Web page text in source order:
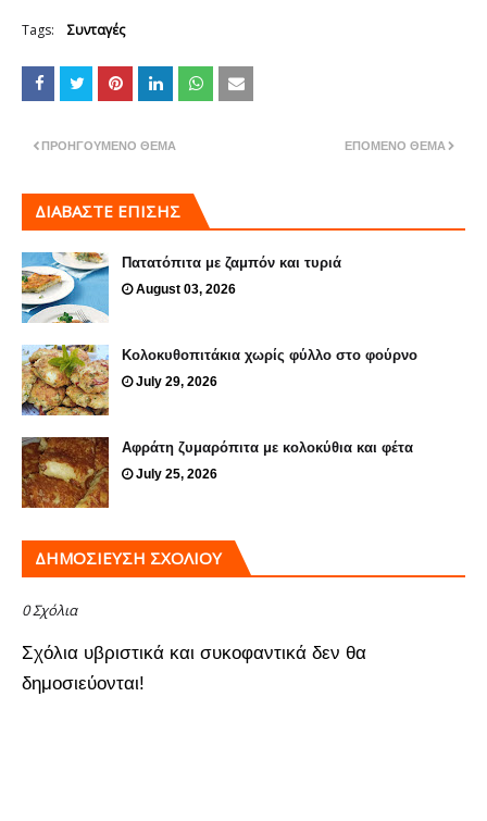
Tags: Συνταγές
ΕΠΌΜΕΝΟ ΘΈΜΑ
ΠΡΟΗΓΟΎΜΕΝΟ ΘΈΜΑ
ΔΙΑΒΑΣΤΕ ΕΠΙΣΗΣ
Πατατόπιτα με ζαμπόν και τυριά
August 03, 2026
Κολοκυθοπιτάκια χωρίς φύλλο στο φούρνο
July 29, 2026
Αφράτη ζυμαρόπιτα με κολοκύθια και φέτα
July 25, 2026
ΔΗΜΟΣΊΕΥΣΗ ΣΧΟΛΊΟΥ
0 Σχόλια
Σχόλια υβριστικά και συκοφαντικά δεν θα
δημοσιεύονται!